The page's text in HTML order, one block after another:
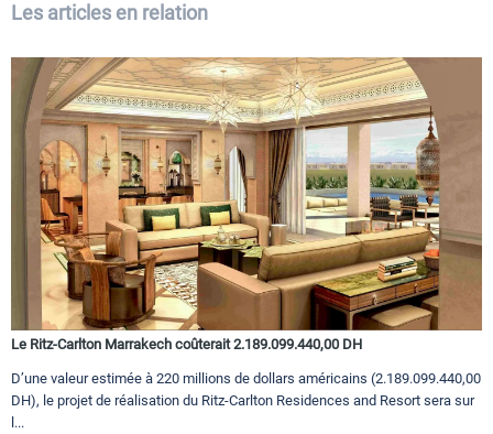
Les articles en relation
Le Ritz-Carlton Marrakech coûterait 2.189.099.440,00 DH
D’une valeur estimée à 220 millions de dollars américains (2.189.099.440,00
DH), le projet de réalisation du Ritz-Carlton Residences and Resort sera sur
l...